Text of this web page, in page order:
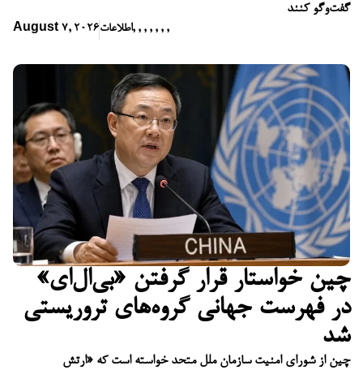
گفت‌وگو کنند
August 7, 2026اطلاعات, , , , , , ,
چین خواستار قرار گرفتن «بی‌ال‌ای»
در فهرست جهانی گروه‌های تروریستی
شد
چین از شورای امنیت سازمان ملل متحد خواسته است که «ارتش